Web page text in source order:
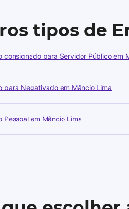
tipos de
consignado para Servidor Público em
para Negativado em Mâncio Lima
Pessoal em Mâncio Lima